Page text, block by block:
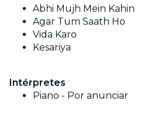
Abhi Mujh Mein Kahin
Agar Tum Saath Ho
Vida Karo
Kesariya
Intérpretes
Piano - Por anunciar